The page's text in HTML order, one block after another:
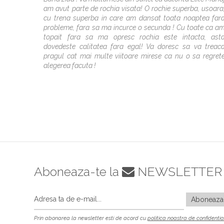
am avut parte de rochia visata! O rochie superba, usoara,
cu trena superba in care am dansat toata noaptea
probleme, fara sa ma incurce o secunda ! Cu toate ca
topait fara sa ma opresc rochia este intacta,
dovedeste calitatea fara egal! Va doresc sa va
pragul cat mai multe viitoare mirese ca nu o sa
alegerea facuta !
Aboneaza-te la NEWSLETTER
Prin abonarea la newsletter esti de acord cu politica noastra de